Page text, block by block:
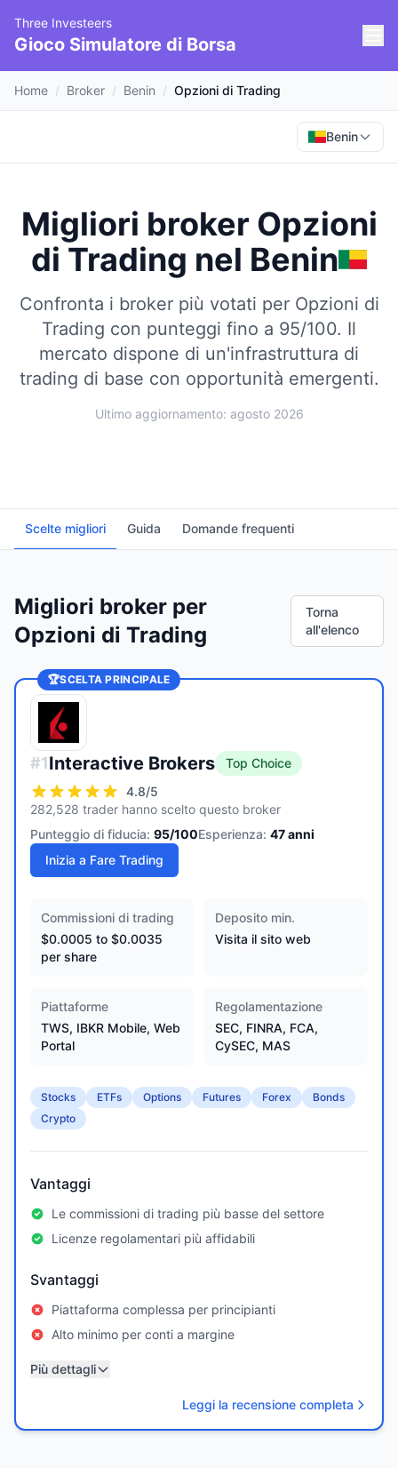
Three Investeers
Gioco Simulatore di Borsa
Home / Broker / Benin / Opzioni di Trading
Benin
Migliori broker Opzioni
di Trading nel Benin
Confronta i broker più votati per Opzioni di
Trading con punteggi fino a 95/100. Il
mercato dispone di un'infrastruttura di
trading di base con opportunità emergenti.
Ultimo aggiornamento: agosto 2026
Scelte migliori Guida Domande frequenti
Migliori broker per
Opzioni di Trading
Torna
all'elenco
🏆SCELTA PRINCIPALE
#1Interactive Brokers
Top Choice
4.8/5
282,528 trader hanno scelto questo broker
Punteggio di fiducia: 95/100Esperienza: 47anni
Inizia a Fare Trading
Commissioni di trading
$0.0005 to $0.0035
per share
Deposito min.
Visita il sito web
Piattaforme
TWS, IBKR Mobile, Web
Portal
Regolamentazione
SEC, FINRA, FCA,
CySEC, MAS
Stocks ETFs Options Futures Forex
Bonds
Crypto
Vantaggi
Le commissioni di trading più basse del settore
Licenze regolamentari più affidabili
Svantaggi
Piattaforma complessa per principianti
Alto minimo per conti a margine
Più dettagli
Leggi la recensione completa